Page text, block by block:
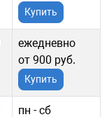
Купить
ежедневно
от 900 руб.
Купить
пн - cб